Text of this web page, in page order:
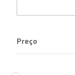
Preço